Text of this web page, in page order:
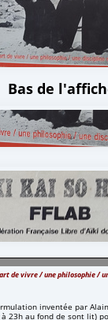
FFLAB
Française Libre
et de Budo
Bas de
Française Libre
Française Libre
de vivre / une philosophie /
inventée par
à 23h au fond de sont lit)